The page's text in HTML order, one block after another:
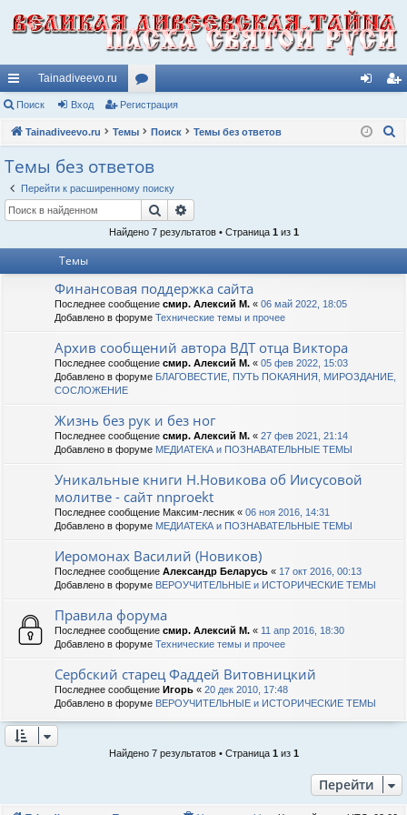
с
ы
лк
и
Tainadiveevo.ru
ор
ум д ис
Поиск Вход Регистрация
Tainadiveevo.ru Темы Поиск Темы без ответов
Темы без ответов
Перейти к расширенному поиску
Поиск
Найдено 7 результатов • Страница 1 из 1
Темы
Финансовая поддержка сайта
Последнее сообщение смир. Алексий М. « 06 май 2022, 18:05
Добавлено в форуме Технические темы и прочее
Архив сообщений автора ВДТ отца Виктора
Последнее сообщение смир. Алексий М. « 05 фев 2022, 15:03
Добавлено в форуме БЛАГОВЕСТИЕ, ПУТЬ ПОКАЯНИЯ, МИРОЗДАНИЕ,
СОСЛОЖЕНИЕ
Жизнь без рук и без ног
Последнее сообщение смир. Алексий М. « 27 фев 2021, 21:14
Добавлено в форуме МЕДИАТЕКА и ПОЗНАВАТЕЛЬНЫЕ ТЕМЫ
Уникальные книги Н.Новикова об Иисусовой
молитве - сайт nnproekt
Последнее сообщение Максим-лесник « 06 ноя 2016, 14:31
Добавлено в форуме МЕДИАТЕКА и ПОЗНАВАТЕЛЬНЫЕ ТЕМЫ
Иеромонах Василий (Новиков)
Последнее сообщение Александр Беларусь « 17 окт 2016, 00:13
Добавлено в форуме ВЕРОУЧИТЕЛЬНЫЕ и ИСТОРИЧЕСКИЕ ТЕМЫ
Правила форума
Последнее сообщение смир. Алексий М. « 11 апр 2016, 18:30
Добавлено в форуме Технические темы и прочее
Сербский старец Фаддей Витовницкий
Последнее сообщение Игорь « 20 дек 2010, 17:48
Добавлено в форуме ВЕРОУЧИТЕЛЬНЫЕ и ИСТОРИЧЕСКИЕ ТЕМЫ
Найдено 7 результатов • Страница 1 из 1
Перейти